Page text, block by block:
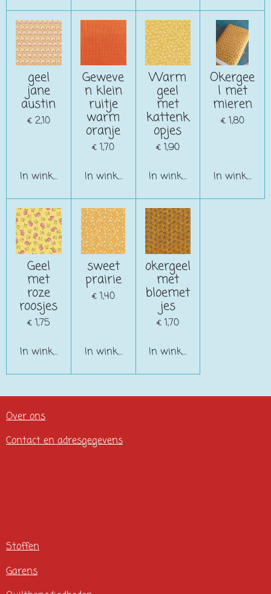
geel
jane
austin
€ 2,10
In winkelwagen
Geweve
n klein
ruitje
warm
oranje
€ 1,70
In winkelwagen
Warm
geel
met
kattenk
opjes
€ 1,90
In winkelwagen
Okergee
l met
mieren
€ 1,80
In
Geel
met
roze
roosjes
€ 1,75
In winkelwagen
sweet
prairie
€ 1,40
In winkelwagen
okergeel
met
bloemet
jes
€ 1,70
In winkelwagen
Over ons
Contact en adresgegevens
Stoffen
Garens